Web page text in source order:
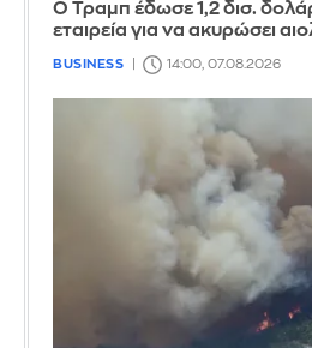
Ο Τραμπ έδωσε 1,2 δισ.
εταιρεία για να ακυρώσει
BUSINESS 14:00, 07.08.2026